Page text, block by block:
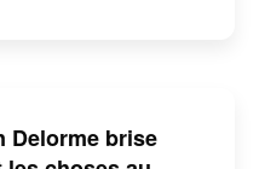
Delorme brise